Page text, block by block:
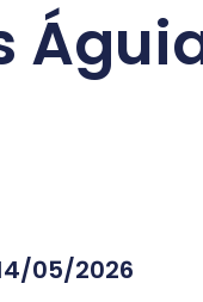
05/2026